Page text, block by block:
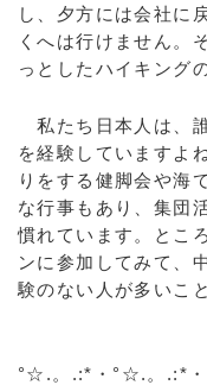
し、夕方には会社に
くへは行けません。
っとしたハイキング
私たち日本人は、
を経験していますよ
りをする健脚会や海
な行事もあり、集団
慣れています。とこ
ンに参加してみて、
験のない人が多いこ
☆.。.:*
°☆.。.:*・°☆.。.:*